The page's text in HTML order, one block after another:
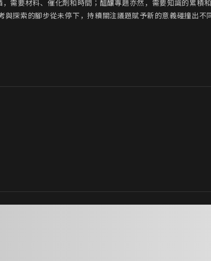
，需要材料、催化劑和時間；醞釀專題亦然，需要知識的累積
與探索的腳步從未停下，持續關注議題賦予新的意義碰撞出